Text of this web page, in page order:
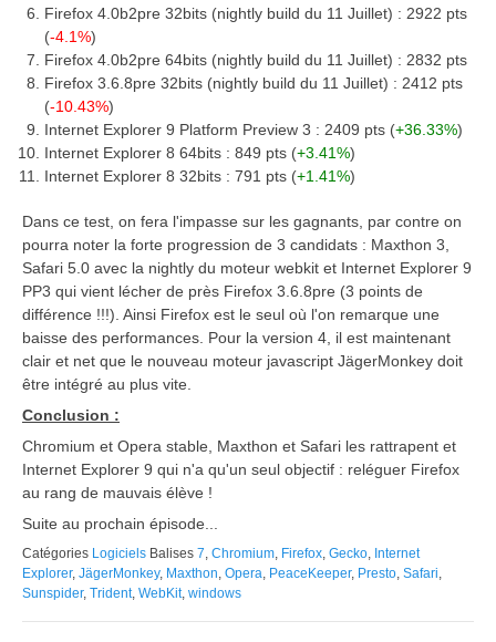
Firefox 4.0b2pre 32bits (nightly build du 11 Juillet) : 2922 pts
(-4.1%)
Firefox 4.0b2pre 64bits (nightly build du 11 Juillet) : 2832 pts
Firefox 3.6.8pre 32bits (nightly build du 11 Juillet) : 2412 pts
(-10.43%)
Internet Explorer 9 Platform Preview 3 : 2409 pts (+36.33%)
Internet Explorer 8 64bits : 849 pts (+3.41%)
Internet Explorer 8 32bits : 791 pts (+1.41%)
Dans ce test, on fera l'impasse sur les gagnants, par contre on
pourra noter la forte progression de 3 candidats : Maxthon 3,
Safari 5.0 avec la nightly du moteur webkit et Internet Explorer 9
PP3 qui vient lécher de près Firefox 3.6.8pre (3 points de
différence !!!). Ainsi Firefox est le seul où l'on remarque une
baisse des performances. Pour la version 4, il est maintenant
clair et net que le nouveau moteur javascript JägerMonkey doit
être intégré au plus vite.
Conclusion :
Chromium et Opera stable, Maxthon et Safari les rattrapent et
Internet Explorer 9 qui n'a qu'un seul objectif : reléguer Firefox
au rang de mauvais élève !
Suite au prochain épisode...
Catégories Logiciels Balises 7, Chromium, Firefox, Gecko, Internet
Explorer, JägerMonkey, Maxthon, Opera, PeaceKeeper, Presto, Safari,
Sunspider, Trident, WebKit, windows